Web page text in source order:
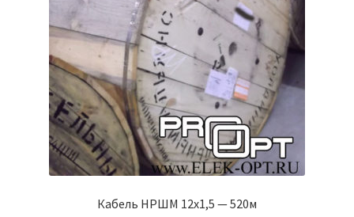
Кабель НРШМ 12х1,5 — 520м